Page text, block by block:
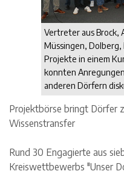
Vertreter aus Brock,
Müssingen,
Projekte in einem
konnten
anderen Dörfern
Projektbörse bringt Dörfer
Wissenstransfer
Rund 30 Engagierte aus
Kreiswettbewerbs "Unser